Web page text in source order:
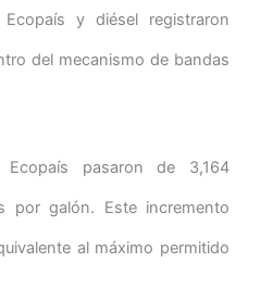
y diésel registraron
del mecanismo de bandas
pasaron de 3,164
por galón. Este incremento
al máximo permitido